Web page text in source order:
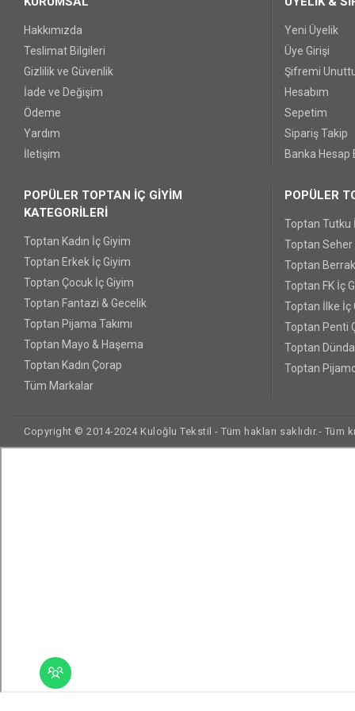
Hakkımızda
Teslimat Bilgileri
Gizlilik ve Güvenlik
İade ve Değişim
Ödeme
Yardım
İletişim
Yeni Üyelik
Üye Girişi
Şifremi
Hesabım
Sepetim
Sipariş Takip
Banka Hesap
POPÜLER TOPTAN İÇ GİYİM
KATEGORİLERİ
Toptan Kadın İç Giyim
Toptan Erkek İç Giyim
Toptan Çocuk İç Giyim
Toptan Fantazi & Gecelik
Toptan Pijama Takımı
Toptan Mayo & Haşema
Toptan Kadın Çorap
Tüm Markalar
POPÜLER
Toptan Tutku
Toptan Seher
Toptan
Toptan FK İç
Toptan İlke İç
Toptan Penti
Toptan
Toptan
Copyright © 2014-2024 Kuloğlu Tekstil - Tüm hakları saklıdır.-